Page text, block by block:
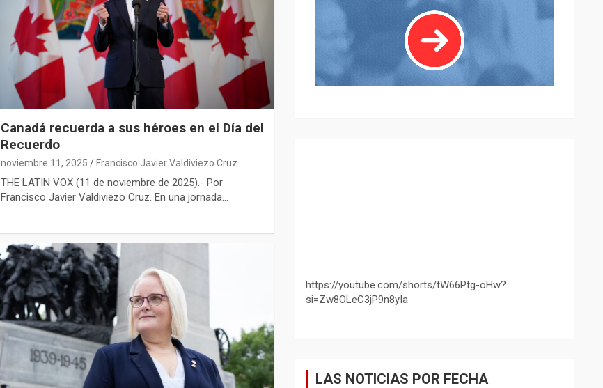
Canadá recuerda a sus héroes en el Día del
Recuerdo
noviembre 11, 2025 Francisco Javier Valdiviezo Cruz
THE LATIN VOX (11 de noviembre de 2025).- Por
Francisco Javier Valdiviezo Cruz. En una jornada…
https://youtube.com/shorts/tW66Ptg-oHw?
si=Zw8OLeC3jP9n8yIa
LAS NOTICIAS POR FECHA